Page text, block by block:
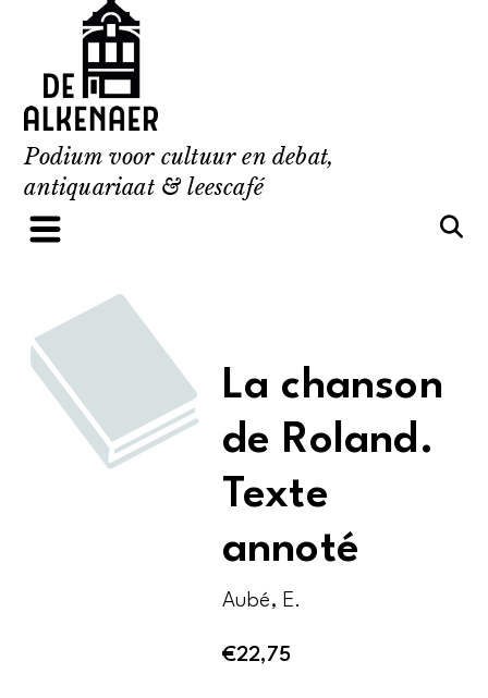
content
Podium voor cultuur en debat,
antiquariaat & leescafé
La chanson
de Roland.
Texte
annoté
Aubé, E.
€22,75